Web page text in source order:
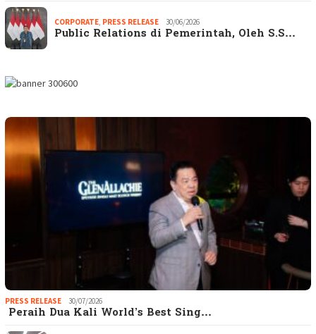
CORPORATE PRESS RELEASE 30/06/2026
Public Relations di Pemerintah, Oleh S.S…
PRESS RELEASE 30/07/2026
Peraih Dua Kali World’s Best Sing…